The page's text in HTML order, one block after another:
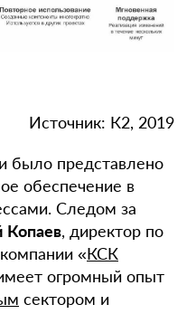
Источник: К2, 2019
было представлено
обеспечение в
Следом за
Копаев, директор по
«КСК
огромный опыт
сектором и